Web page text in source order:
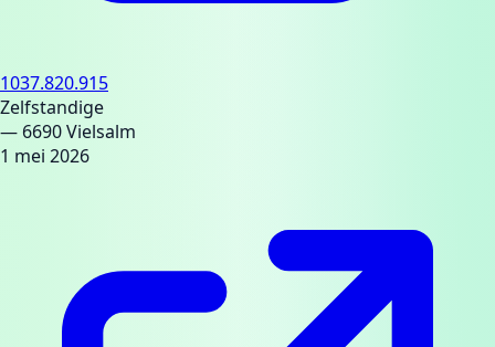
1037.820.915
Zelfstandige
— 6690 Vielsalm
1 mei 2026